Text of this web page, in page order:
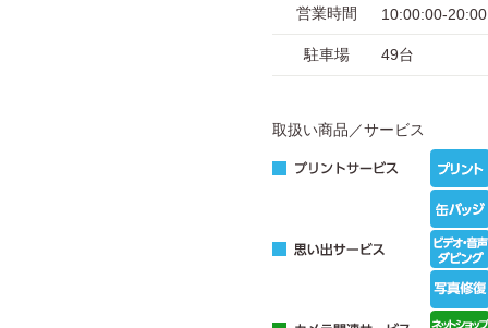
営業時間
10:00:00-
駐車場 49台
取扱い商品／サービス